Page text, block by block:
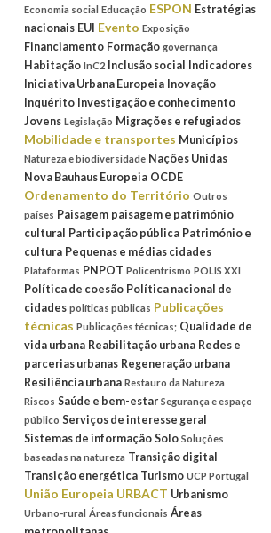
Economia social Educação ESPON Estratégias
nacionais EUI Evento Exposição
Financiamento Formação governança
Habitação InC2 Inclusão social
Indicadores
Iniciativa Urbana Europeia Inovação
Inquérito Investigação e conhecimento
Jovens Legislação Migrações e refugiados
Mobilidade e transportes Municípios
Natureza e biodiversidade Nações Unidas
Nova Bauhaus Europeia OCDE
Ordenamento do Território Outros
países Paisagem paisagem e património
cultural Participação pública Património e
cultura Pequenas e médias cidades
Plataformas PNPOT Policentrismo POLIS XXI
Política de coesão Política nacional de
cidades políticas públicas Publicações
técnicas Publicações técnicas; Qualidade de
vida urbana Reabilitação urbana Redes e
parcerias urbanas Regeneração urbana
Resiliência urbana Restauro da Natureza
Riscos Saúde e bem-estar Segurança e espaço
público Serviços de interesse geral
Sistemas de informação Solo Soluções
baseadas na natureza Transição digital
Transição energética Turismo UCP Portugal
União Europeia URBACT Urbanismo
Urbano-rural Áreas funcionais Áreas